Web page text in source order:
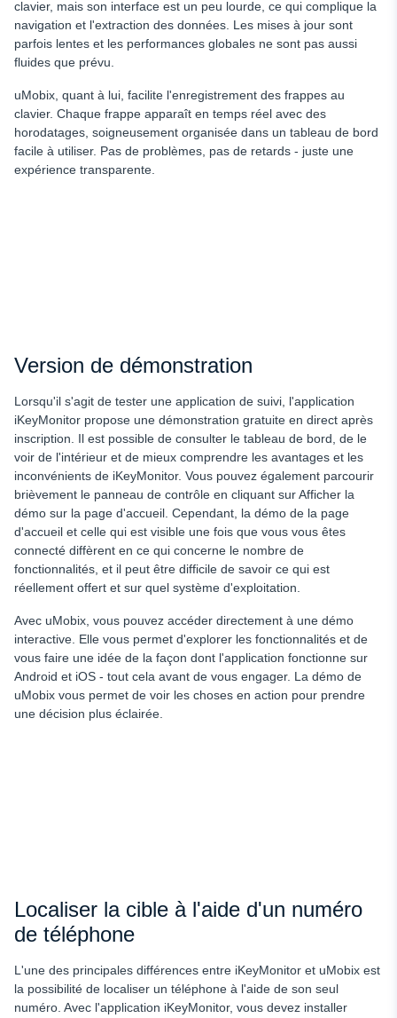
clavier, mais son interface est un peu lourde, ce qui complique la
navigation et l'extraction des données. Les mises à jour sont
parfois lentes et les performances globales ne sont pas aussi
fluides que prévu.
uMobix, quant à lui, facilite l'enregistrement des frappes au
clavier. Chaque frappe apparaît en temps réel avec des
horodatages, soigneusement organisée dans un tableau de bord
facile à utiliser. Pas de problèmes, pas de retards - juste une
expérience transparente.
Version de démonstration
Lorsqu'il s'agit de tester une application de suivi, l'application
iKeyMonitor propose une démonstration gratuite en direct après
inscription. Il est possible de consulter le tableau de bord, de le
voir de l'intérieur et de mieux comprendre les avantages et les
inconvénients de iKeyMonitor. Vous pouvez également parcourir
brièvement le panneau de contrôle en cliquant sur Afficher la
démo sur la page d'accueil. Cependant, la démo de la page
d'accueil et celle qui est visible une fois que vous vous êtes
connecté diffèrent en ce qui concerne le nombre de
fonctionnalités, et il peut être difficile de savoir ce qui est
réellement offert et sur quel système d'exploitation.
Avec uMobix, vous pouvez accéder directement à une démo
interactive. Elle vous permet d'explorer les fonctionnalités et de
vous faire une idée de la façon dont l'application fonctionne sur
Android et iOS - tout cela avant de vous engager. La démo de
uMobix vous permet de voir les choses en action pour prendre
une décision plus éclairée.
Localiser la cible à l'aide d'un numéro
de téléphone
L'une des principales différences entre iKeyMonitor et uMobix est
la possibilité de localiser un téléphone à l'aide de son seul
numéro. Avec l'application iKeyMonitor, vous devez installer